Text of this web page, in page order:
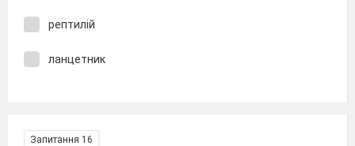
рептилій
ланцетник
Запитання 16